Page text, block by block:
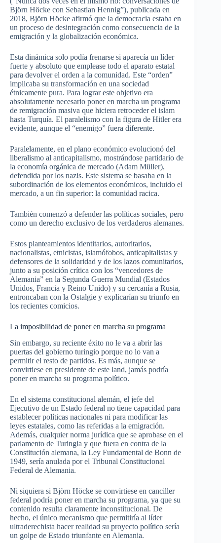
Björn Höcke con Sebastian Hennig”), publicada en
2018, Björn Höcke afirmó que la democracia estaba en
un proceso de desintegración como consecuencia de la
emigración y la globalización económica.
Esta dinámica solo podía frenarse si aparecía un líder
fuerte y absoluto que emplease todo el aparato estatal
para devolver el orden a la comunidad. Este “orden”
implicaba su transformación en una sociedad
étnicamente pura. Para lograr este objetivo era
absolutamente necesario poner en marcha un programa
de remigración masiva que hiciera retroceder el islam
hasta Turquía. El paralelismo con la figura de Hitler era
evidente, aunque el “enemigo” fuera diferente.
Paralelamente, en el plano económico evolucionó del
liberalismo al anticapitalismo, mostrándose partidario de
la economía orgánica de mercado (Adam Müller),
defendida por los nazis. Este sistema se basaba en la
subordinación de los elementos económicos, incluido el
mercado, a un fin superior: la comunidad racica.
También comenzó a defender las políticas sociales, pero
como un derecho exclusivo de los verdaderos alemanes.
Estos planteamientos identitarios, autoritarios,
nacionalistas, etnicistas, islamófobos, anticapitalistas y
defensores de la solidaridad y de los lazos comunitarios,
junto a su posición crítica con los “vencedores de
Alemania” en la Segunda Guerra Mundial (Estados
Unidos, Francia y Reino Unido) y su cercanía a Rusia,
entroncaban con la Ostalgie y explicarían su triunfo en
los recientes comicios.
La imposibilidad de poner en marcha su programa
Sin embargo, su reciente éxito no le va a abrir las
puertas del gobierno turingio porque no lo van a
permitir el resto de partidos. Es más, aunque se
convirtiese en presidente de este land, jamás podría
poner en marcha su programa político.
En el sistema constitucional alemán, el jefe del
Ejecutivo de un Estado federal no tiene capacidad para
establecer políticas nacionales ni para modificar las
leyes estatales, como las referidas a la emigración.
Además, cualquier norma jurídica que se aprobase en el
parlamento de Turingia y que fuera en contra de la
Constitución alemana, la Ley Fundamental de Bonn de
1949, sería anulada por el Tribunal Constitucional
Federal de Alemania.
Ni siquiera si Björn Höcke se convirtiese en canciller
federal podría poner en marcha su programa, ya que su
contenido resulta claramente inconstitucional. De
hecho, el único mecanismo que permitiría al líder
ultraderechista hacer realidad su proyecto político sería
un golpe de Estado triunfante en Alemania.